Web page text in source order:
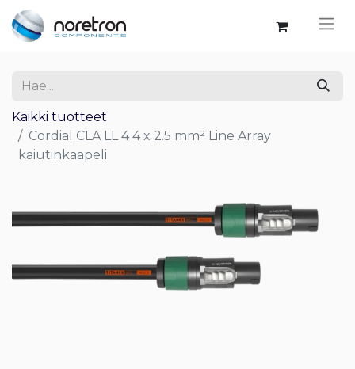
Kaikki tuotteet
Cordial CLA LL 4 4 x 2.5 mm² Line Array
kaiutinkaapeli